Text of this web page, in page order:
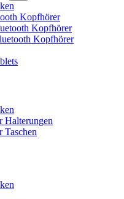
Kopfhörer
Kopfhörer
Kopfhörer
Halterungen
Taschen